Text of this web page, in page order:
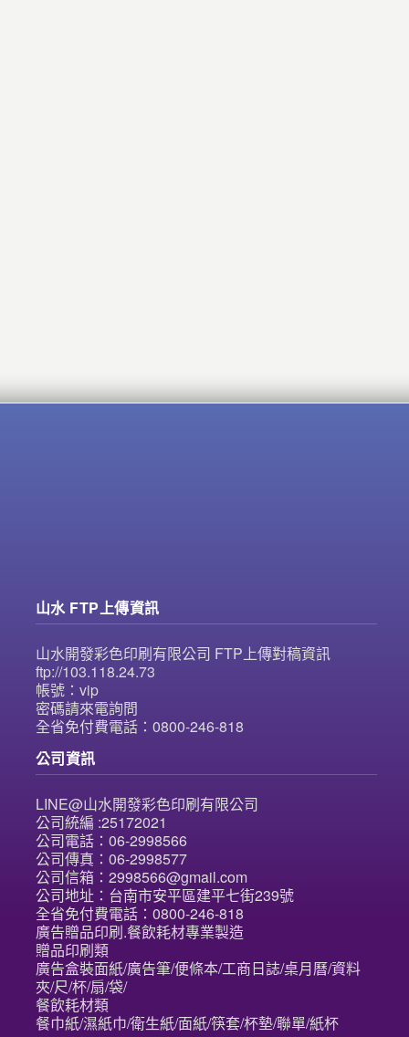
山水 FTP上傳資訊
山水開發彩色印刷有限公司 FTP上傳對稿資訊
ftp://103.118.24.73
帳號：vip
密碼請來電詢問
全省免付費電話：0800-246-818
公司資訊
LINE@山水開發彩色印刷有限公司
公司統編 :25172021
公司電話：06-2998566
公司傳真：06-2998577
公司信箱：2998566@gmail.com
公司地址：台南市安平區建平七街239號
全省免付費電話：0800-246-818
廣告贈品印刷.餐飲耗材專業製造
贈品印刷類
廣告盒裝面紙/廣告筆/便條本/工商日誌/桌月曆/資料
夾/尺/杯/扇/袋/
餐飲耗材類
餐巾紙/濕紙巾/衛生紙/面紙/筷套/杯墊/聯單/紙杯